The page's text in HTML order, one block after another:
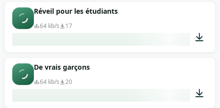
Réveil pour les étudiants
64 kb/s 17
De vrais garçons
64 kb/s 20